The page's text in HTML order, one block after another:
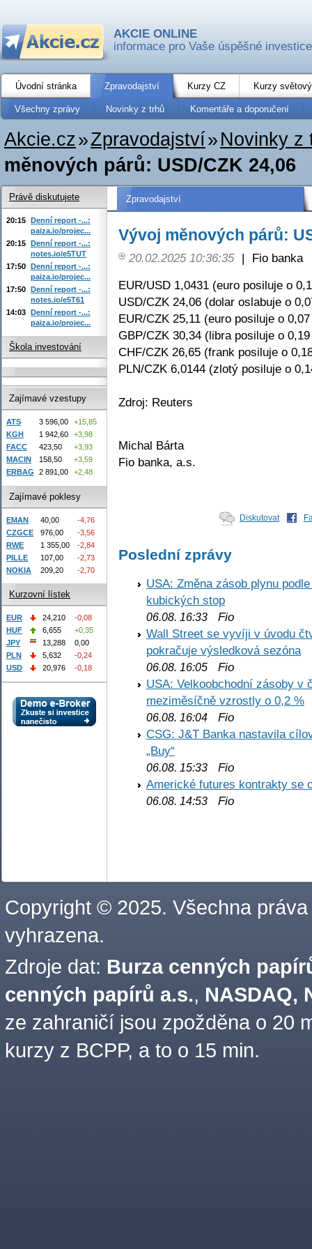
AKCIE ONLINE
informace pro Vaše úspěšné investice
Úvodní stránka Zpravodajství Kurzy CZ Kurzy
Všechny zprávy Novinky z trhů Komentáře a doporučení
Akcie.cz»Zpravodajství» Novinky z
měnových párů: USD/CZK 24,06
Zpravodajství
Vývoj měnových párů:
20.02.2025 10:36:35 |
Fio banka
EUR/USD 1,0431 (euro posiluje o
USD/CZK 24,06 (dolar oslabuje o
EUR/CZK 25,11 (euro posiluje o
GBP/CZK 30,34 (libra posiluje o
CHF/CZK 26,65 (frank posiluje o
PLN/CZK 6,0144 (zlotý posiluje o
Zdroj: Reuters
Michal Bárta
Fio banka, a.s.
Diskutovat
Poslední zprávy
USA: Změna zásob plynu
kubických stop
06.08. 16:33 Fio
Wall Street se vyvíji v úvodu
pokračuje výsledková sezóna
06.08. 16:05 Fio
USA: Velkoobchodní zásoby v
meziměsíčně vzrostly o 0,2 %
06.08. 16:04 Fio
CSG: J&T Banka nastavila
„Buy“
06.08. 15:33 Fio
Americké futures kontrakty se
06.08. 14:53 Fio
Právě diskutujete
20:15 Denní report -...:
paiza.io/projec...
20:15 Denní report -...:
notes.io/e5TUT
17:50 Denní report -...:
paiza.io/projec...
17:50 Denní report -...:
notes.io/e5T61
14:03 Denní report -...:
paiza.io/projec...
Škola investování
Zajímavé vzestupy
ATS 3 596,00
+15,85
KGH
1 942,60
+3,98
FACC
423,50
+3,93
MACIN
158,50
+3,59
ERBAG
2 891,00 +2,48
Zajímavé poklesy
EMAN 40,00
-4,76
CZGCE
976,00
-3,56
RWE
1 355,00
-2,84
PILLE
107,00
-2,73
NOKIA
209,20 -2,70
Kurzovní lístek
EUR 24,210
-0,08
HUF
6,655
+0,35
JPY
13,288
0,00
PLN
5,632
-0,24
USD
20,976 -0,18
Copyright © 2025. Všechna práva
vyhrazena.
Zdroje dat: Burza cenných
cenných papírů a.s., NASDAQ,
ze zahraničí jsou zpožděna o 20
kurzy z BCPP, a to o 15 min.